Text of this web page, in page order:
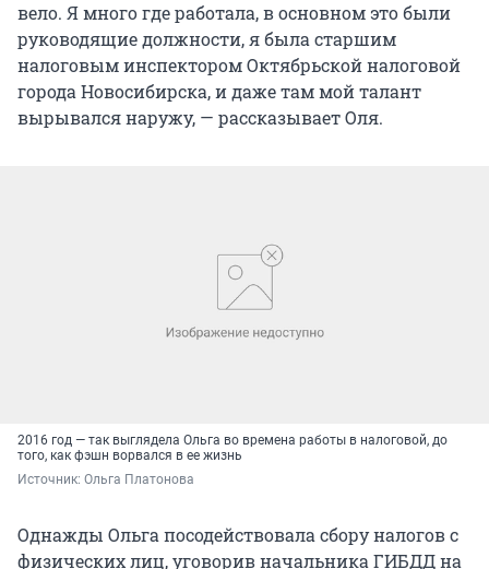
вело. Я много где работала, в основном это были
руководящие должности, я была старшим
налоговым инспектором Октябрьской налоговой
города Новосибирска, и даже там мой талант
вырывался наружу, — рассказывает Оля.
2016 год — так выглядела Ольга во времена работы в налоговой, до
того, как фэшн ворвался в ее жизнь
Источник: Ольга Платонова
Однажды Ольга посодействовала сбору налогов с
физических лиц, уговорив начальника ГИБДД на